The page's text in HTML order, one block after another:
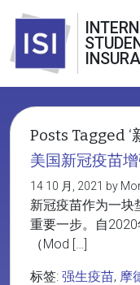
Posts Tagged ‘
美国新冠疫苗
14 10 月, 2021 by
新冠疫苗作为一块
重要一步。自
（Mod […]
标签: 强生疫苗, 摩